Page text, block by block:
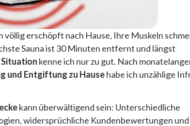
völlig erschöpft nach Hause, Ihre Muskeln
Sauna ist 30 Minuten entfernt und längst
kenne ich nur zu gut. Nach
und Entgiftung zu Hausehabe ich unzählige
kann überwältigend sein: Unterschiedliche
widersprüchliche Kundenbewertungen und